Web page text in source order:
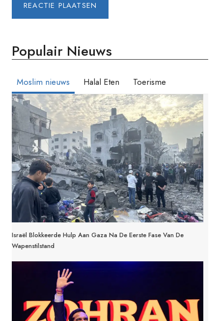
Populair Nieuws
Moslim nieuws Halal Eten Toerisme
Israël Blokkeerde Hulp Aan Gaza Na De Eerste Fase Van De
Wapenstilstand